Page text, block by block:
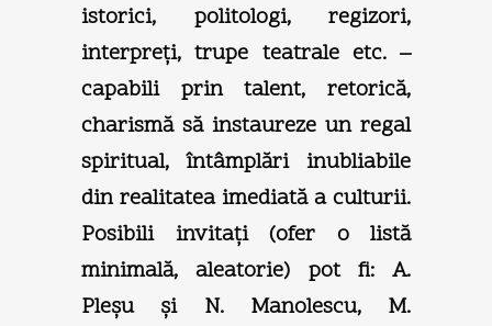
istorici, politologi, regizori,
interpreţi, trupe teatrale etc. –
capabili prin talent, retorică,
charismă să instaureze un regal
spiritual, întâmplări inubliabile
din realitatea imediată a culturii.
Posibili invitaţi (ofer o listă
minimală, aleatorie) pot fi: A.
Pleşu şi N. Manolescu, M.